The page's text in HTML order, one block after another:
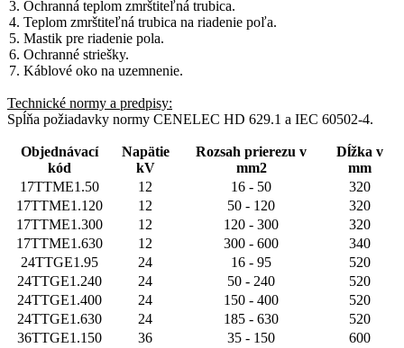
3. Ochranná teplom zmrštiteľná trubica.
4. Teplom zmrštiteľná trubica na riadenie poľa.
5. Mastik pre riadenie pola.
6. Ochranné striešky.
7. Káblové oko na uzemnenie.
Technické normy a predpisy:
Spĺňa požiadavky normy CENELEC HD 629.1 a IEC 60502-4.
Objednávací
kód
Napätie
kV
Rozsah prierezu v
mm2
Dĺžka v
mm
17TTME1.50
12 16 - 50
320
17TTME1.120
12 50 - 120
320
17TTME1.300
12 120 - 300
320
17TTME1.630
12 300 - 600
340
24TTGE1.95
24 16 - 95
520
24TTGE1.240
24 50 - 240
520
24TTGE1.400
24 150 - 400
520
24TTGE1.630
24 185 - 630
520
36TTGE1.150
36 35 - 150
600